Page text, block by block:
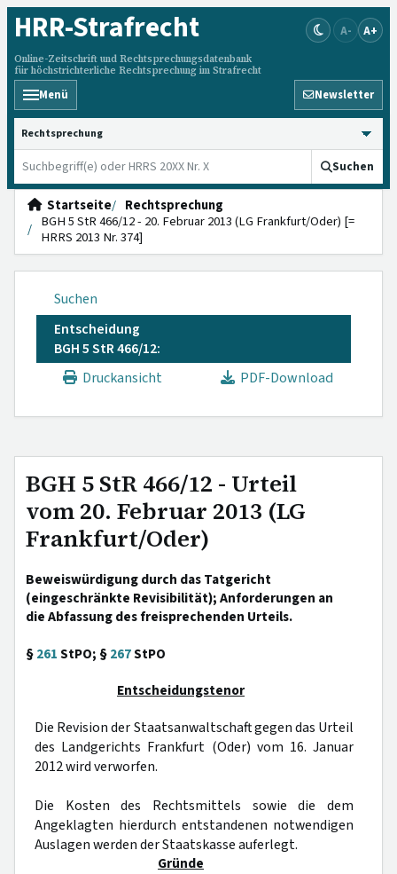
HRR-Strafrecht
Online-Zeitschrift und Rechtsprechungsdatenbank
für höchstrichterliche Rechtsprechung im Strafrecht
A- A+
Menü Newsletter
HRRS durchsuchen
Suchen
Startseite
Rechtsprechung
BGH 5 StR 466/12 - 20. Februar 2013 (LG Frankfurt/Oder) [=
HRRS 2013 Nr. 374]
Suchen
Entscheidung
BGH 5 StR 466/12:
Druckansicht
PDF-Download
BGH 5 StR 466/12 - Urteil
vom 20. Februar 2013 (LG
Frankfurt/Oder)
Beweiswürdigung durch das Tatgericht
(eingeschränkte Revisibilität); Anforderungen an
die Abfassung des freisprechenden Urteils.
§261StPO; §267StPO
Entscheidungstenor
Die Revision der Staatsanwaltschaft gegen das Urteil
des Landgerichts Frankfurt (Oder) vom 16. Januar
2012 wird verworfen.
Die Kosten des Rechtsmittels sowie die dem
Angeklagten hierdurch entstandenen notwendigen
Auslagen werden der Staatskasse auferlegt.
Gründe